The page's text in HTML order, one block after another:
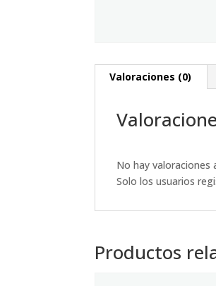
Valoraciones (0)
No hay valoraciones
Solo los usuarios
Productos